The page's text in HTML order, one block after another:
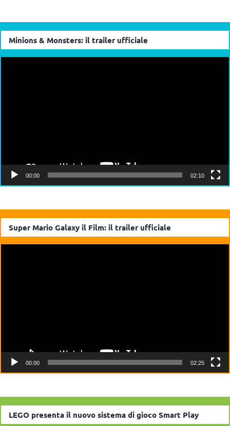
Minions & Monsters: il trailer ufficiale
00:00 02:10
Super Mario Galaxy il Film: il trailer ufficiale
00:00 02:25
LEGO presenta il nuovo sistema di gioco Smart Play